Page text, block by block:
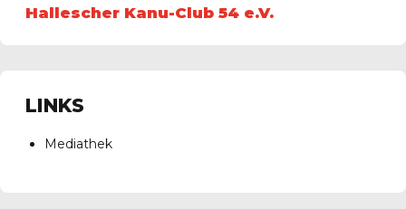
Hallescher Kanu-Club 54 e.V.
LINKS
Mediathek